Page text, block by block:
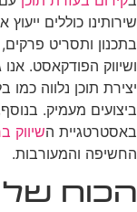
שירותינו כוללים
בתכנון ותסריט
יצירת תוכן נלווה כמו
ביצועים מעמיק.
באסטרטגיית השיווק
החשיפה והמעורבות.
הכוח